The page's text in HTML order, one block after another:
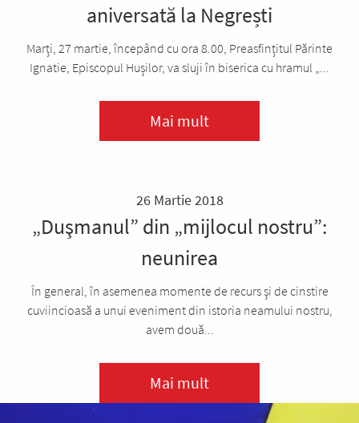
aniversată la Negrești
Marți, 27 martie, începând cu ora 8.00, Preasfințitul Părinte
Ignatie, Episcopul Hușilor, va sluji în biserica cu hramul „...
Mai mult
26 Martie 2018
„Duşmanul” din „mijlocul nostru”:
neunirea
În general, în asemenea momente de recurs şi de cinstire
cuviincioasă a unui eveniment din istoria neamului nostru,
avem două...
Mai mult